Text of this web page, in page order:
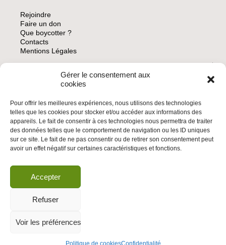
Gérer le consentement aux
cookies
Pour offrir les meilleures expériences, nous utilisons des technologies
telles que les cookies pour stocker et/ou accéder aux informations des
appareils. Le fait de consentir à ces technologies nous permettra de traiter
des données telles que le comportement de navigation ou les ID uniques
sur ce site. Le fait de ne pas consentir ou de retirer son consentement peut
avoir un effet négatif sur certaines caractéristiques et fonctions.
Accepter
Refuser
Voir les préférences
Politique de cookiesConfidentialité
Rejoindre
Faire un don
Que boycotter ?
Contacts
Mentions Légales
ARCHIVES
INSCRIVEZ-VOUS À LA NEWSLETTER
Inscrivez-vous à la Newsletter
Valider
© 2026 | BDS France | Boycott Désinvestissement Sanctions, la réponse